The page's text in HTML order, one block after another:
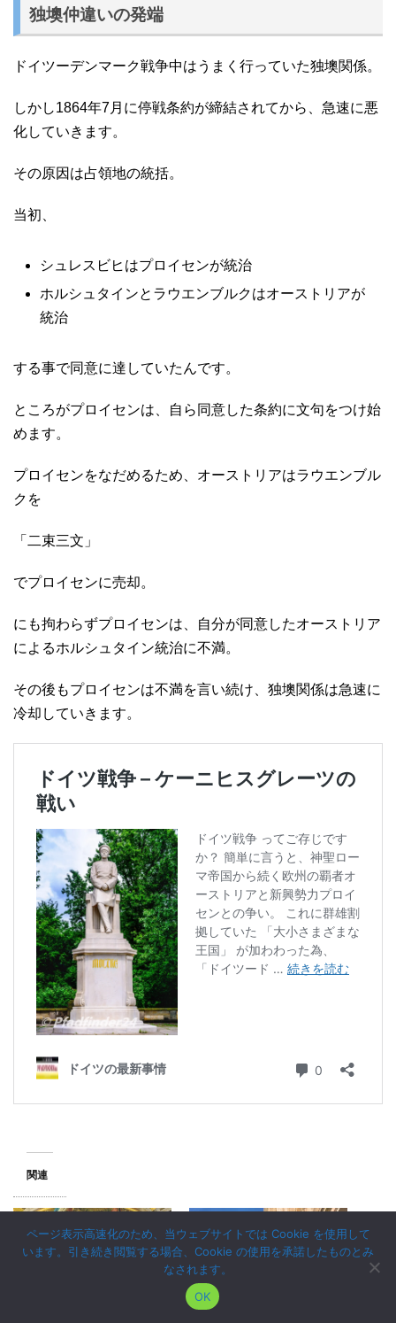
独墺仲違いの発端
ドイツーデンマーク戦争中はうまく行っていた独墺関係。
しかし1864年7月に停戦条約が締結されてから、急速に悪
化していきます。
その原因は占領地の統括。
当初、
シュレスビヒはプロイセンが統治
ホルシュタインとラウエンブルクはオーストリアが
統治
する事で同意に達していたんです。
ところがプロイセンは、自ら同意した条約に文句をつけ始
めます。
プロイセンをなだめるため、オーストリアはラウエンブル
クを
「二束三文」
でプロイセンに売却。
にも拘わらずプロイセンは、自分が同意したオーストリア
によるホルシュタイン統治に不満。
その後もプロイセンは不満を言い続け、独墺関係は急速に
冷却していきます。
関連
ページ表示高速化のため、当ウェブサイトでは Cookie を使用して
います。引き続き閲覧する場合、Cookie の使用を承諾したものとみ
なされます。
OK